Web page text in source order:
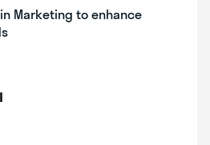
Marketing to enhance